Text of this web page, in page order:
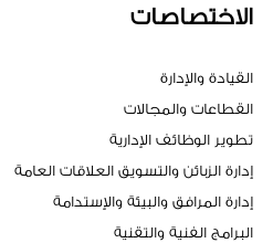
الاختصاصات
القيادة والإدارة
القطاعات والمجالات
تطوير الوظائف الإدارية
إدارة الزبائن والتسويق العلاقات العامة
إدارة المرافق والبيئة والإستدامة
البرامج الفنية والتقنية